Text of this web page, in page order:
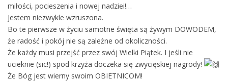
miłości, pocieszenia i nowej nadziei!…
Jestem niezwykle wzruszona.
Bo te pierwsze w życiu samotne święta są żywym DOWODEM,
że radość i pokój nie są zależne od okoliczności.
Że każdy musi przejść przez swój Wielki Piątek. I jeśli nie
ucieknie (sic!) spod krzyża doczeka się zwycięskiej nagrody!
Że Bóg jest wierny swoim OBIETNICOM!